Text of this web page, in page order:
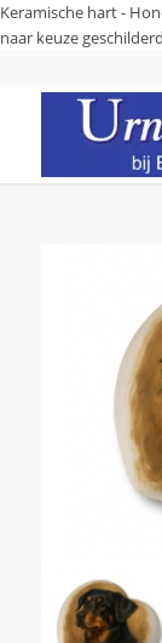
Keramische hart -
naar keuze geschilderd